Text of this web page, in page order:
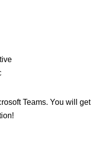
Teams. You will get